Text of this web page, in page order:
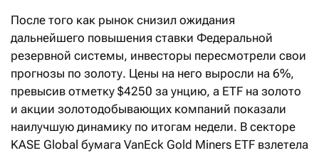
После того как рынок снизил ожидания
дальнейшего повышения ставки Федеральной
резервной системы, инвесторы пересмотрели свои
прогнозы по золоту. Цены на него выросли на 6%,
превысив отметку $4250 за унцию, а ETF на золото
и акции золотодобывающих компаний показали
наилучшую динамику по итогам недели. В секторе
KASE Global бумага VanEck Gold Miners ETF взлетела